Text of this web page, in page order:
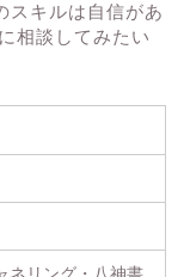
スキルは自信があ
相談してみたい